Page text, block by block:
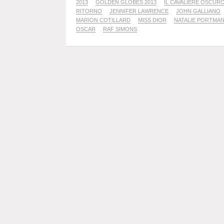
2013 GOLDEN GLOBES 2013
IL CAVALIERE
RITORNO
JENNIFER LAWRENCE
JOHN GALLIANO
MARION COTILLARD
MISS DIOR
NATALIE PORTMAN
OSCAR
RAF SIMONS